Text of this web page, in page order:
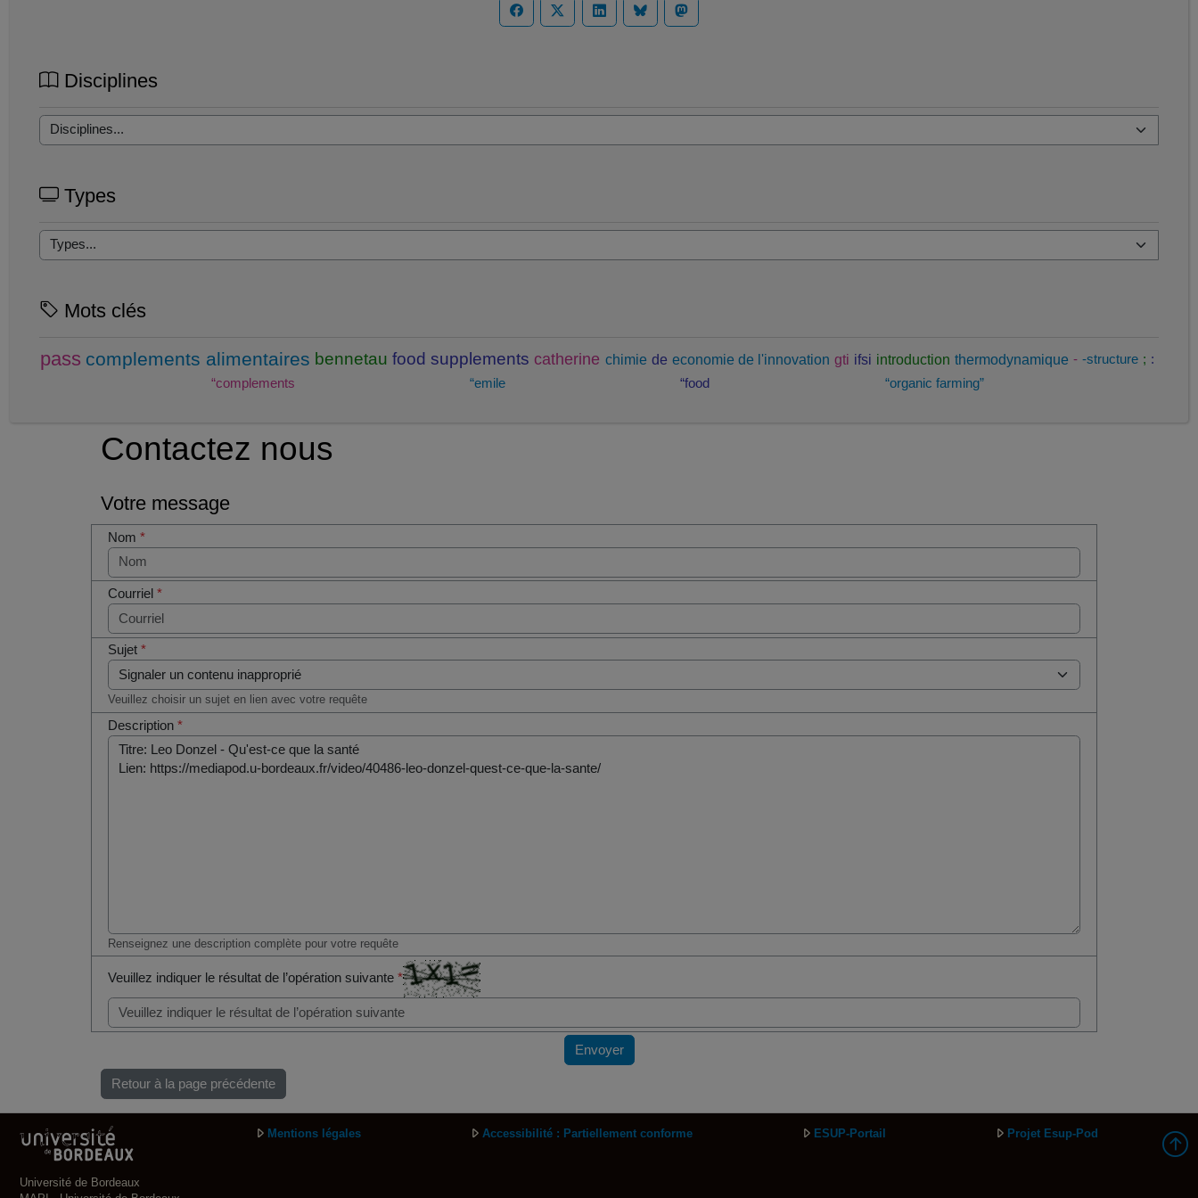
Disciplines
Types
Mots clés
pass complements alimentaires bennetau food supplements catherine chimie de economie de l'innovation gti ifsi introduction thermodynamique - -structure ; :
“complements
“emile “food “organic farming”
Contactez nous
Votre message
Nom*
Courriel*
Sujet*
Veuillez choisir un sujet en lien avec votre requête
Description*
Renseignez une description complète pour votre requête
Veuillez indiquer le résultat de l’opération suivante*
Envoyer
Retour à la page précédente
Université de Bordeaux
Mentions légales Accessibilité : Partiellement conforme ESUP-Portail Projet Esup-Pod